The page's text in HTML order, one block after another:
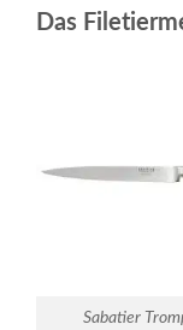
Das
Sabatier